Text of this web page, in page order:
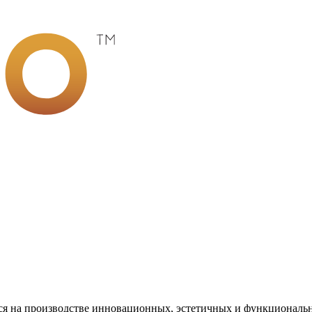
на производстве инновационных, эстетичных и